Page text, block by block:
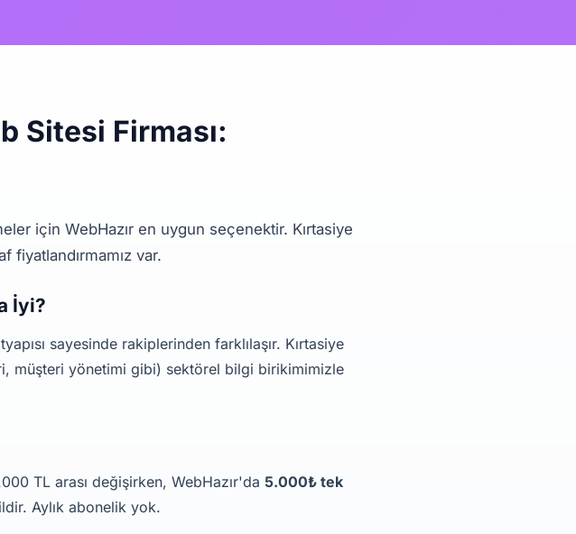
Sitesi Firması:
için WebHazır en uygun seçenektir. Kırtasiye
fiyatlandırmamız var.
İyi?
sayesinde rakiplerinden farklılaşır. Kırtasiye
müşteri yönetimi gibi) sektörel bilgi birikimimizle
TL arası değişirken, WebHazır'da 5.000₺ tek
Aylık abonelik yok.